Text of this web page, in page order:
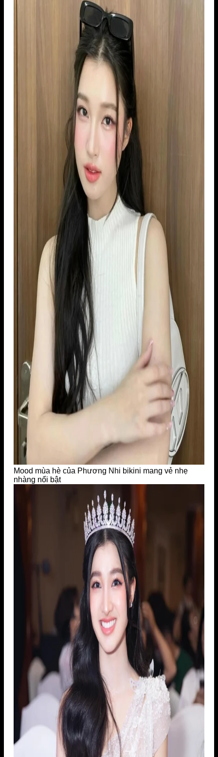
Mood mùa hè của Phương Nhi bikini mang vẻ nhẹ
nhàng nổi bật